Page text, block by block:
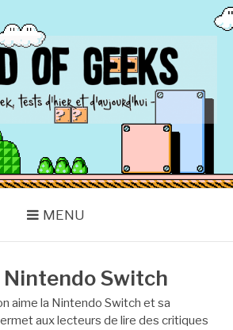
GEEKS
MENU
Nintendo Switch
aime la Nintendo Switch et sa
aux lecteurs de lire des critiques